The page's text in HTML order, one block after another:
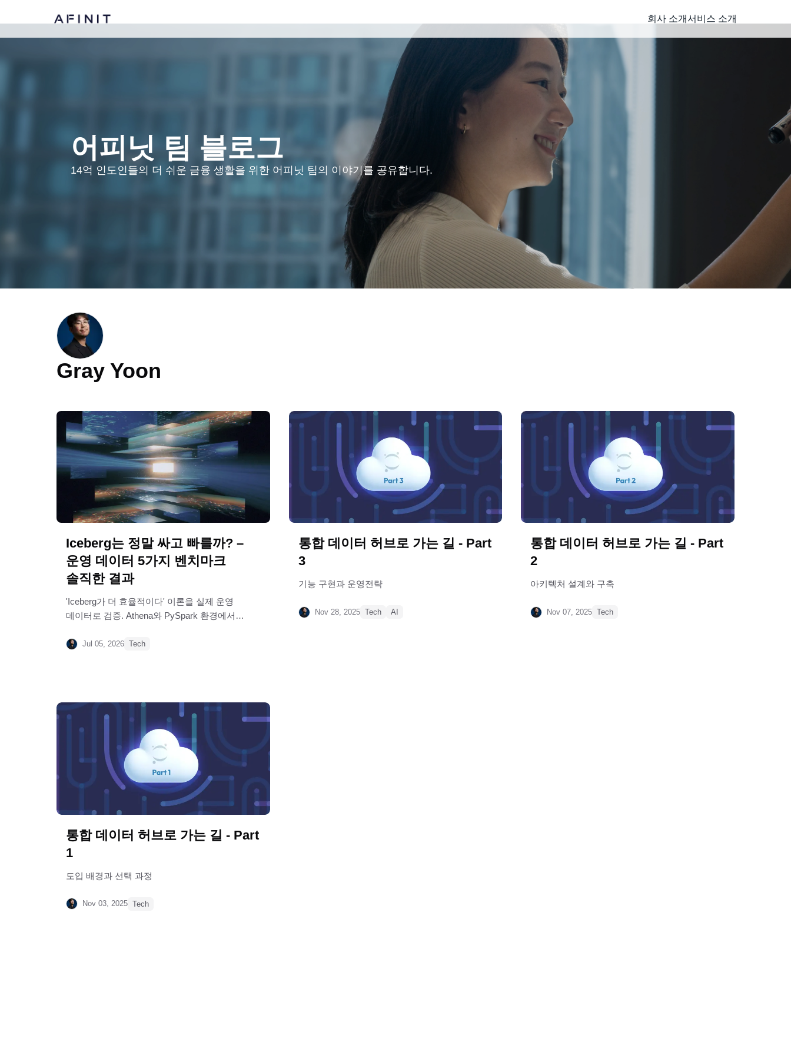
회사 소개서비스 소개
어피닛 팀 블로그
14억 인도인들의 더 쉬운 금융 생활을 위한 어피닛 팀의 이야기를 공유합니다.
Gray Yoon
Iceberg는 정말 싸고 빠를까? –
운영 데이터 5가지 벤치마크
솔직한 결과
'Iceberg가 더 효율적이다' 이론을 실제 운영
데이터로 검증. Athena와 PySpark 환경에서의
Jul 05, 2026 Tech
통합 데이터 허브로 가는 길 - Part
3
기능 구현과 운영전략
Nov 28, 2025 Tech AI
통합 데이터 허브로 가는 길 - Part
2
아키텍처 설계와 구축
Nov 07, 2025 Tech
통합 데이터 허브로 가는 길 - Part
1
도입 배경과 선택 과정
Nov 03, 2025 Tech